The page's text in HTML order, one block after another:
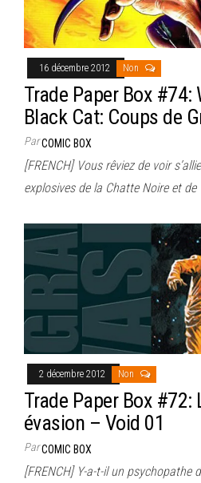
16 décembre 2012 Non
Trade Paper Box #74:
Black Cat: Coups de
ParCOMIC BOX
[FRENCH] Vous rêviez de voir
explosives de la Chatte Noire et de
2 décembre 2012 Non
Trade Paper Box #72:
évasion – Void 01
ParCOMIC BOX
[FRENCH] Y-a-t-il un psychopathe